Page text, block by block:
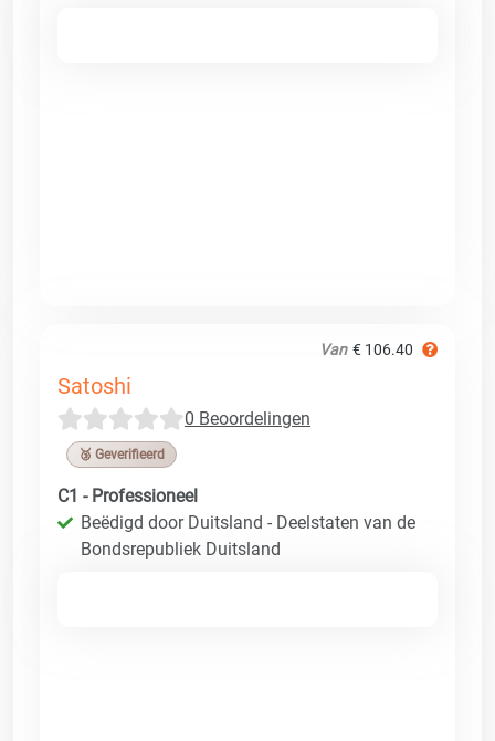
Van € 106.40
Satoshi
0 Beoordelingen
🥉 Geverifieerd
C1 - Professioneel
Beëdigd door Duitsland - Deelstaten van de
Bondsrepubliek Duitsland